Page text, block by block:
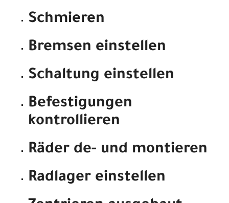
Schmieren
Bremsen einstellen
Schaltung einstellen
Befestigungen
kontrollieren
Räder de- und montieren
Radlager einstellen